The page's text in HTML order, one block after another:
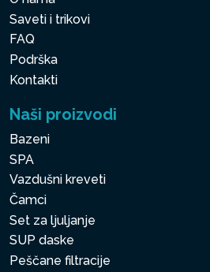
Saveti i trikovi
FAQ
Podrška
Kontakti
Naši proizvodi
Bazeni
SPA
Vazdušni kreveti
Čamci
Set za ljuljanje
SUP daske
Peščane filtracije